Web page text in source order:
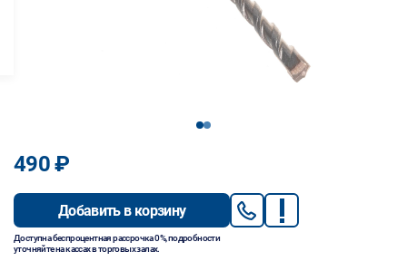
12
490 ₽
Добавить в корзину
Доступна беспроцентная рассрочка 0%, подробности
уточняйте на кассах в торговых залах.